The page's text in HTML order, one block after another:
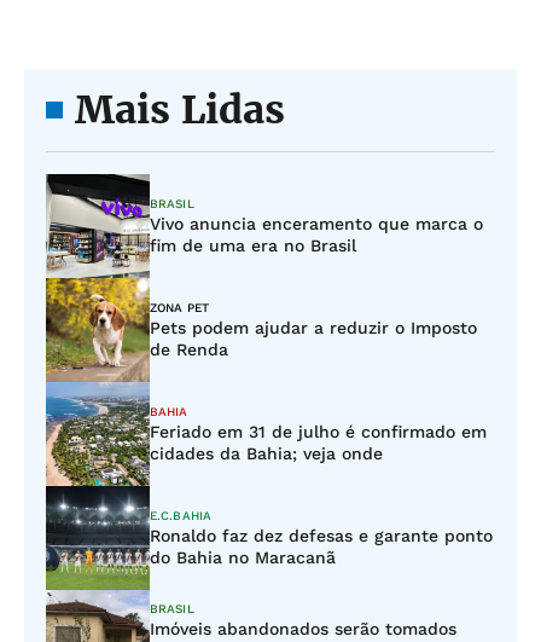
Mais Lidas
BRASIL
Vivo anuncia enceramento que marca o
fim de uma era no Brasil
ZONA PET
Pets podem ajudar a reduzir o Imposto
de Renda
BAHIA
Feriado em 31 de julho é confirmado em
cidades da Bahia; veja onde
E.C.BAHIA
Ronaldo faz dez defesas e garante ponto
do Bahia no Maracanã
BRASIL
Imóveis abandonados serão tomados